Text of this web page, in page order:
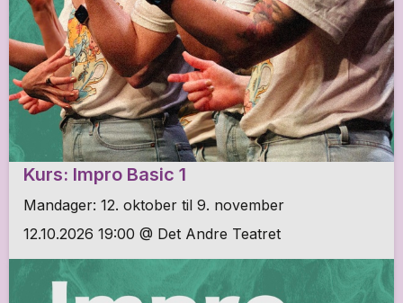
Kurs: Impro Basic 1
Mandager: 12. oktober til 9. november
12.10.2026 19:00 @ Det Andre Teatret